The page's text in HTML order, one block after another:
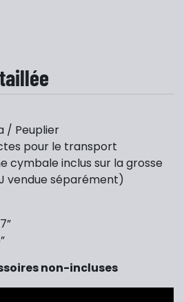
/ Peuplier
pour le transport
cymbale inclus sur la grosse
vendue séparément)
non-incluses